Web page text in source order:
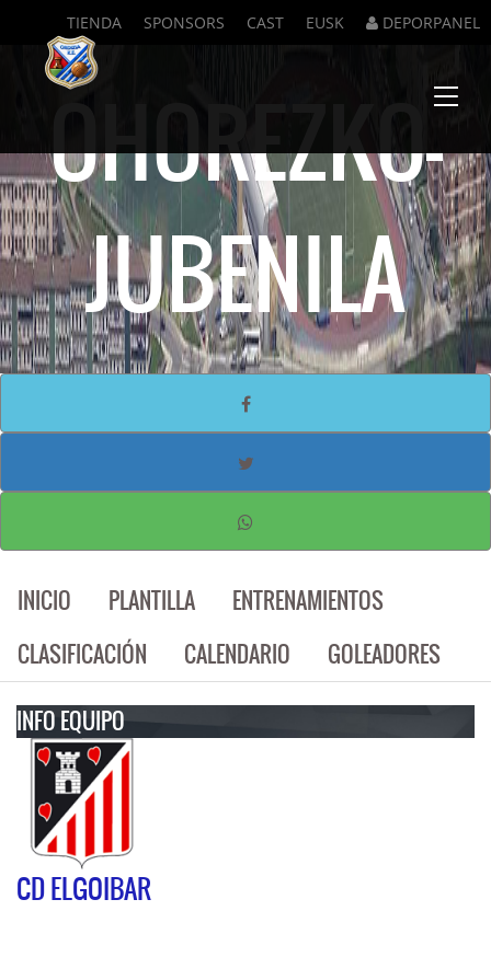
TIENDA SPONSORS CAST EUSK DEPORPANEL
Menu
OHOREZKO-
JUBENILA
INICIO PLANTILLA
ENTRENAMIENTOS
CLASIFICACIÓN
CALENDARIO
GOLEADORES
INFO EQUIPO
CD ELGOIBAR